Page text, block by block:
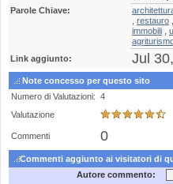
Parole Chiave:
restauro
immobili
Link aggiunto:
Jul
Note concesso per questo sito
Numero di Valutazioni: 4
Valutazione
Commenti 0
Commenti aggiunto ai visitatori di
Autore commento: